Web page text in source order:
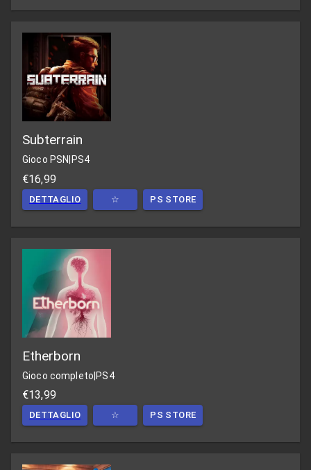
Subterrain
Gioco PSN PS4
€16,99
DETTAGLIO ☆ PS STORE
Etherborn
Gioco completo|PS4
€13,99
DETTAGLIO ☆ PS STORE